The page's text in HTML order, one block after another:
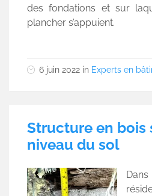
des fondations et sur
plancher s’appuient.
6 juin 2022 in Experts en
Structure en bois
niveau du sol